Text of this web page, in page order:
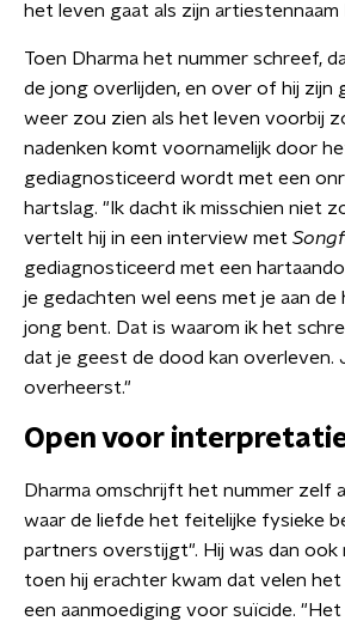
het leven gaat als zijn artiestennaam
Toen Dharma het nummer schreef,
de jong overlijden, en over of hij zijn
weer zou zien als het leven voorbij
nadenken komt voornamelijk door
gediagnosticeerd wordt met een
hartslag. "Ik dacht ik misschien niet
vertelt hij in een interview met
gediagnosticeerd met een
je gedachten wel eens met je aan de
jong bent. Dat is waarom ik het
dat je geest de dood kan overleven.
overheerst."
Open voor
Dharma omschrijft het nummer zelf
waar de liefde het feitelijke fysieke
partners overstijgt". Hij was dan
toen hij erachter kwam dat velen het
een aanmoediging voor suïcide.